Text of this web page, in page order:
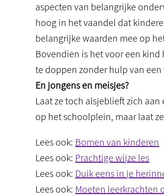
aspecten van belangrijke
hoog in het vaandel dat
belangrijke waarden mee op
Bovendien is het voor een
te doppen zonder hulp van een
En jongens en meisjes?
Laat ze toch alsjeblieft zich
op het schoolplein, maar laat
Lees ook: Bomen van kinderen
Lees ook: Prachtige wijze les
Lees ook: Duik eens in je
Lees ook: Moeten leerkrachten